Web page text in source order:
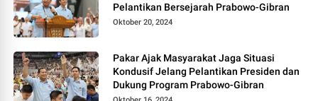
Pelantikan Bersejarah Prabowo-Gibran
Oktober 20, 2024
Pakar Ajak Masyarakat Jaga Situasi
Kondusif Jelang Pelantikan Presiden dan
Dukung Program Prabowo-Gibran